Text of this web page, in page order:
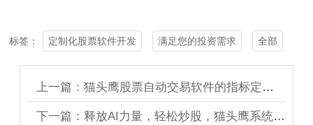
标签： 定制化股票软件开发 满足您的投资需求 全部
上一篇：猫头鹰股票自动交易软件的指标定制（一款好的股票软件的基石）
下一篇：释放AI力量，轻松炒股，猫头鹰系统实现财富增长！